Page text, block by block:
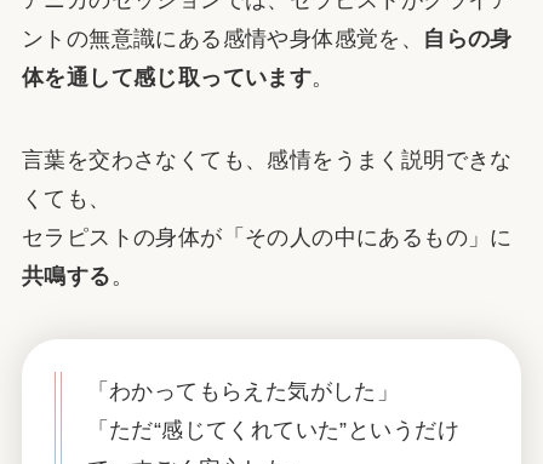
ントの無意識にある感情や身体感覚を、 自らの身
体を通して感じ取っています。
言葉を交わさなくても、感情をうまく説明できな
くても、
セラピストの身体が「その人の中にあるもの」に
共鳴する 。
「わかってもらえた気がした」
「ただ“感じてくれていた”というだけ